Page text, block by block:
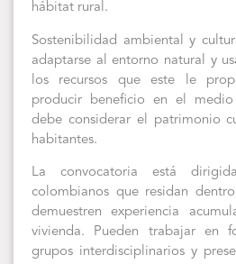
hábitat rural.
Sostenibilidad ambiental y
adaptarse al entorno natural y
los recursos que este le
producir beneficio en el medio
debe considerar el patrimonio
habitantes.
La convocatoria está
colombianos que residan
demuestren experiencia
vivienda. Pueden trabajar en
grupos interdisciplinarios y